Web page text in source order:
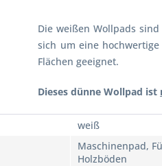
Die weißen Wollpads
sich um eine
Flächen geeignet.
Dieses dünne Wollpad ist
weiß
Maschinenpad,
Holzböden